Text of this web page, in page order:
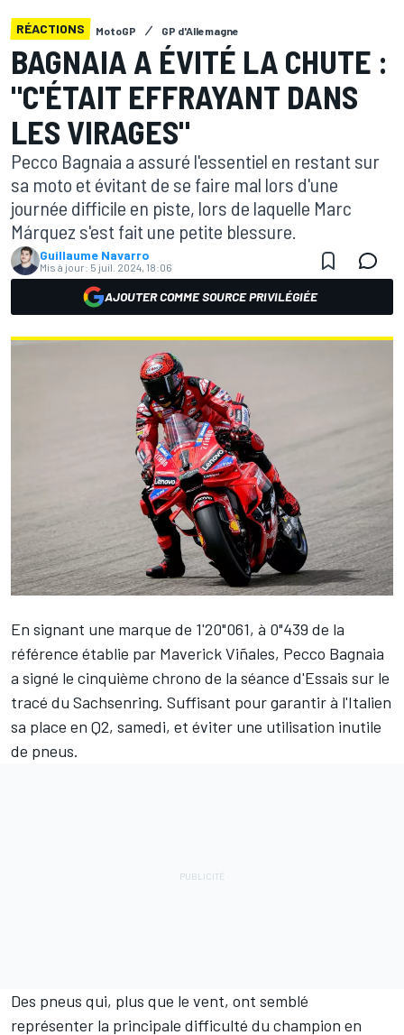
RÉACTIONS MotoGP GP d'Allemagne
BAGNAIA A ÉVITÉ LA CHUTE :
"C'ÉTAIT EFFRAYANT DANS
LES VIRAGES"
Pecco Bagnaia a assuré l'essentiel en restant sur
sa moto et évitant de se faire mal lors d'une
journée difficile en piste, lors de laquelle Marc
Márquez s'est fait une petite blessure.
Guillaume Navarro
Mis à jour: 5 juil. 2024, 18:06
AJOUTER COMME SOURCE PRIVILÉGIÉE
En signant une marque de 1'20"061, à 0"439 de la
référence établie par Maverick Viñales, Pecco Bagnaia
a signé le cinquième chrono de la séance d'Essais sur le
tracé du Sachsenring. Suffisant pour garantir à l'Italien
sa place en Q2, samedi, et éviter une utilisation inutile
de pneus.
Des pneus qui, plus que le vent, ont semblé
représenter la principale difficulté du champion en